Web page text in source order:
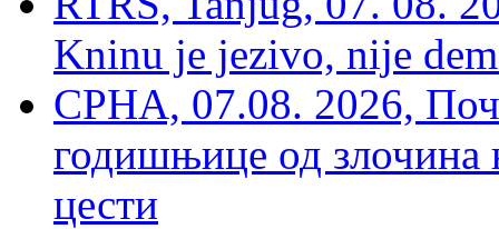
Kninu je jezivo, nije
СРНА, 07.08. 2026,
годишњице од злочина
цести